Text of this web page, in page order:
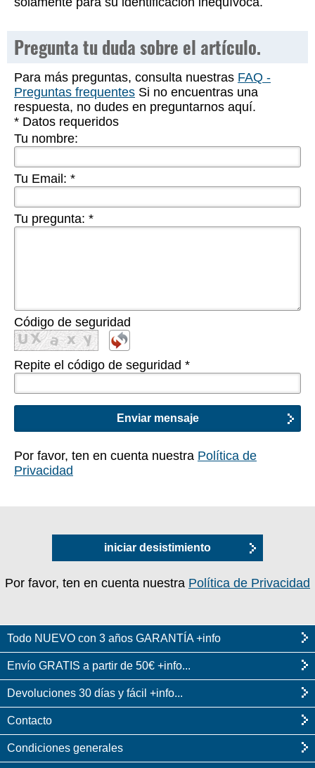
Pregunta tu duda sobre el artículo.
Para más preguntas, consulta nuestras FAQ -
Preguntas frequentes Si no encuentras una
respuesta, no dudes en preguntarnos aquí.
* Datos requeridos
Tu nombre:
Tu Email: *
Tu pregunta: *
Código de seguridad
Repite el código de seguridad *
Por favor, ten en cuenta nuestra Política de
Privacidad
iniciar desistimiento
Por favor, ten en cuenta nuestra Política de Privacidad
Todo NUEVO con 3 años GARANTÍA +info
Envío GRATIS a partir de 50€ +info...
Devoluciones 30 días y fácil +info...
Contacto
Condiciones generales